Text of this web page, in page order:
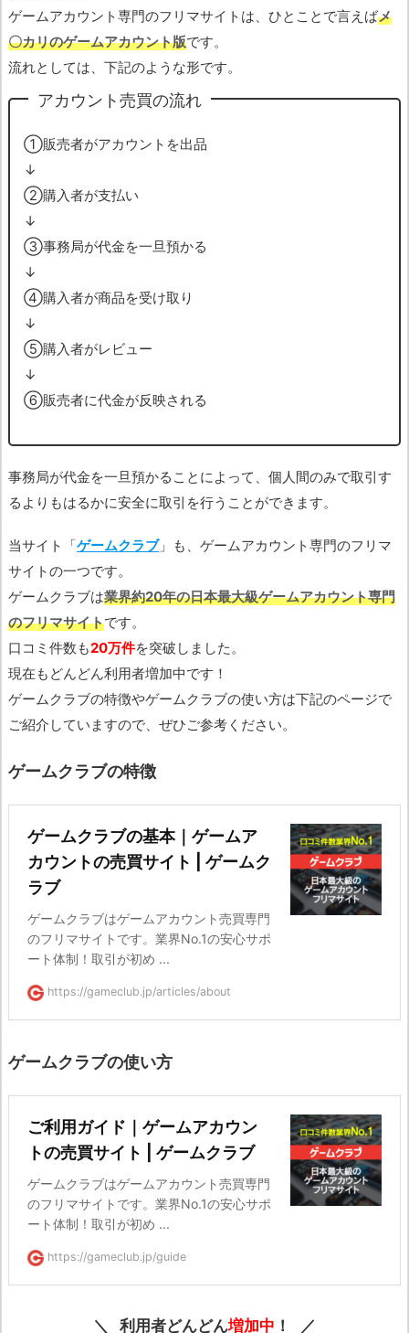
ゲームアカウント専門のフリマサイトは、ひとことで言えばメ
〇カリのゲームアカウント版です。
流れとしては、下記のような形です。
アカウント売買の流れ
➀販売者がアカウントを出品
↓
➁購入者が支払い
↓
➂事務局が代金を一旦預かる
↓
➃購入者が商品を受け取り
↓
➄購入者がレビュー
↓
➅販売者に代金が反映される
事務局が代金を一旦預かることによって、個人間のみで取引す
るよりもはるかに安全に取引を行うことができます。
当サイト「ゲームクラブ」も、ゲームアカウント専門のフリマ
サイトの一つです。
ゲームクラブは業界約20年の日本最大級ゲームアカウント専門
のフリマサイトです。
口コミ件数も20万件を突破しました。
現在もどんどん利用者増加中です！
ゲームクラブの特徴やゲームクラブの使い方は下記のページで
ご紹介していますので、ぜひご参考ください。
ゲームクラブの特徴
ゲームクラブの基本｜ゲームア
カウントの売買サイト | ゲームク
ラブ
ゲームクラブはゲームアカウント売買専門
のフリマサイトです。業界No.1の安心サポ
ート体制！取引が初め ...
https://gameclub.jp/articles/about
ゲームクラブの使い方
ご利用ガイド｜ゲームアカウン
トの売買サイト | ゲームクラブ
ゲームクラブはゲームアカウント売買専門
のフリマサイトです。業界No.1の安心サポ
ート体制！取引が初め ...
https://gameclub.jp/guide
利用者どんどん増加中 ！